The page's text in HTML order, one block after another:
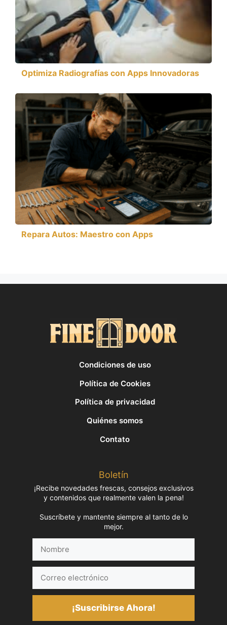
Optimiza Radiografías con Apps Innovadoras
Repara Autos: Maestro con Apps
Condiciones de uso
Política de Cookies
Política de privacidad
Quiénes somos
Contato
Boletín
¡Recibe novedades frescas, consejos exclusivos
y contenidos que realmente valen la pena!
Suscríbete y mantente siempre al tanto de lo
mejor.
electrónico
¡Suscribirse Ahora!